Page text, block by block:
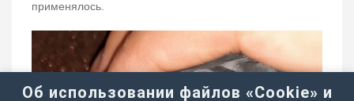
применялось.
Об использовании файлов «Cookie» и